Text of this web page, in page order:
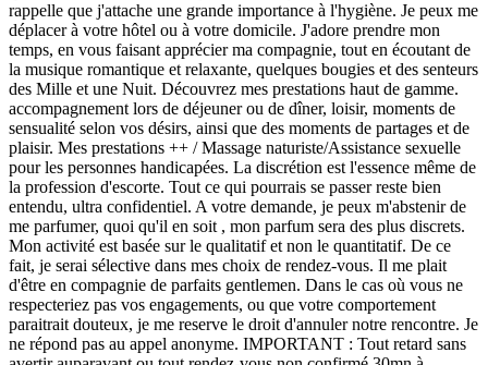
rappelle que j'attache une grande importance à l'hygiène. Je peux me
déplacer à votre hôtel ou à votre domicile. J'adore prendre mon
temps, en vous faisant apprécier ma compagnie, tout en écoutant de
la musique romantique et relaxante, quelques bougies et des senteurs
des Mille et une Nuit. Découvrez mes prestations haut de gamme.
accompagnement lors de déjeuner ou de dîner, loisir, moments de
sensualité selon vos désirs, ainsi que des moments de partages et de
plaisir. Mes prestations ++ / Massage naturiste/Assistance sexuelle
pour les personnes handicapées. La discrétion est l'essence même de
la profession d'escorte. Tout ce qui pourrais se passer reste bien
entendu, ultra confidentiel. A votre demande, je peux m'abstenir de
me parfumer, quoi qu'il en soit , mon parfum sera des plus discrets.
Mon activité est basée sur le qualitatif et non le quantitatif. De ce
fait, je serai sélective dans mes choix de rendez-vous. Il me plait
d'être en compagnie de parfaits gentlemen. Dans le cas où vous ne
respecteriez pas vos engagements, ou que votre comportement
paraitrait douteux, je me reserve le droit d'annuler notre rencontre. Je
ne répond pas au appel anonyme. IMPORTANT : Tout retard sans